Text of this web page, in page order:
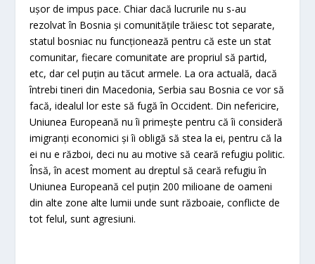
ușor de impus pace. Chiar dacă lucrurile nu s-au
rezolvat în Bosnia și comunitățile trăiesc tot separate,
statul bosniac nu funcționează pentru că este un stat
comunitar, fiecare comunitate are propriul să partid,
etc, dar cel puțin au tăcut armele. La ora actuală, dacă
întrebi tineri din Macedonia, Serbia sau Bosnia ce vor să
facă, idealul lor este să fugă în Occident. Din nefericire,
Uniunea Europeană nu îi primește pentru că îi consideră
imigranți economici și îi obligă să stea la ei, pentru că la
ei nu e război, deci nu au motive să ceară refugiu politic.
Însă, în acest moment au dreptul să ceară refugiu în
Uniunea Europeană cel puțin 200 milioane de oameni
din alte zone alte lumii unde sunt războaie, conflicte de
tot felul, sunt agresiuni.